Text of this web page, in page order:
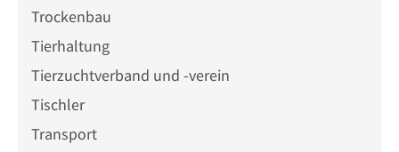
Trockenbau
Tierhaltung
Tierzuchtverband und -verein
Tischler
Transport